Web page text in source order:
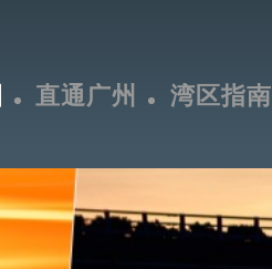
直通广州 湾区指南